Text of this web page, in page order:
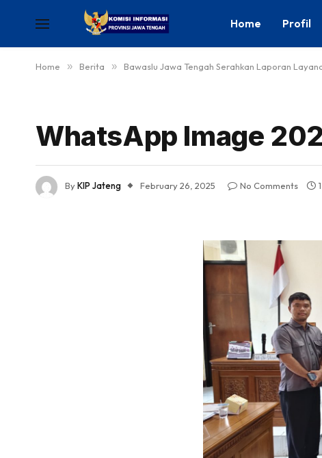
Home Profil
Home » Berita » Bawaslu Jawa Tengah Serahkan Laporan
WhatsApp Image
ByKIP Jateng February 26, 2025 No Comments